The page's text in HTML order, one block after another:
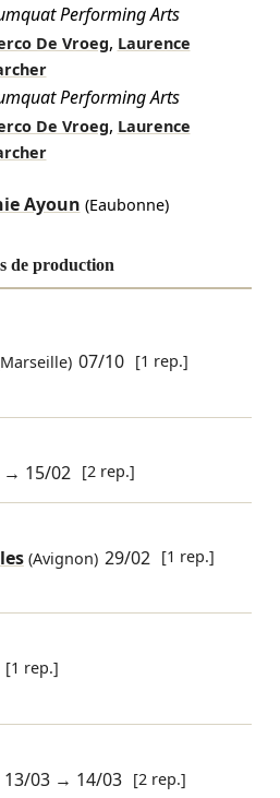
Performing Arts
De Vroeg, Laurence
Performing Arts
De Vroeg, Laurence
Ayoun (Eaubonne)
de production
07/10 [1 rep.]
→ 15/02 [2 rep.]
(Avignon) 29/02 [1 rep.]
[1 rep.]
13/03 → 14/03 [2 rep.]